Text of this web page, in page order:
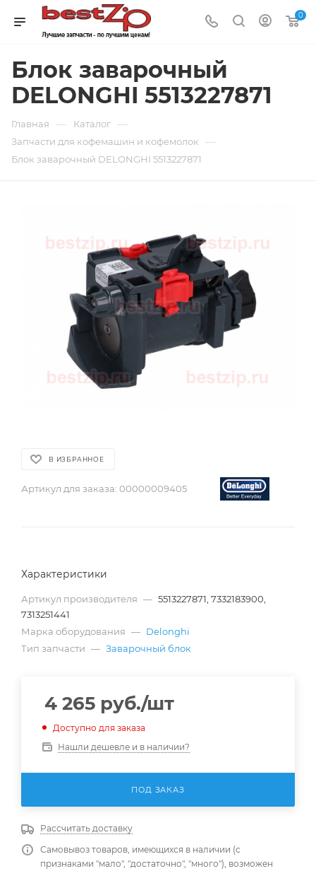
0
Блок заварочный
DELONGHI 5513227871
Главная — Каталог —
Запчасти для кофемашин и кофемолок —
Блок заварочный DELONGHI 5513227871
В ИЗБРАННОЕ
Артикул для заказа: 00000009405
Характеристики
Артикул производителя — 5513227871, 7332183900,
7313251441
Марка оборудования — Delonghi
Тип запчасти — Заварочный блок
4 265 руб./шт
Доступно для заказа
Нашли дешевле и в наличии?
ПОД ЗАКАЗ
Рассчитать доставку
Самовывоз товаров, имеющихся в наличии (с
признаками "мало", "достаточно", "много"), возможен